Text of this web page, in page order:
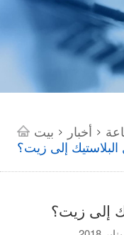
بيت > أخبار >
إلى زيت؟